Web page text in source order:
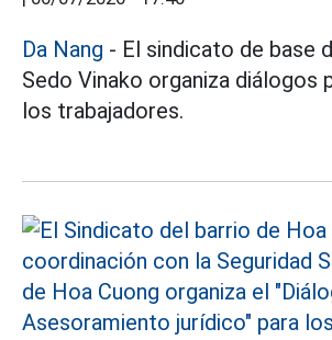
Da Nang - El sindicato de base
Sedo Vinako organiza diálogos
los trabajadores.